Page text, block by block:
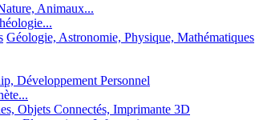
Animaux...
Géologie, Astronomie, Physique, Mathématiques
Développement Personnel
Objets Connectés, Imprimante 3D